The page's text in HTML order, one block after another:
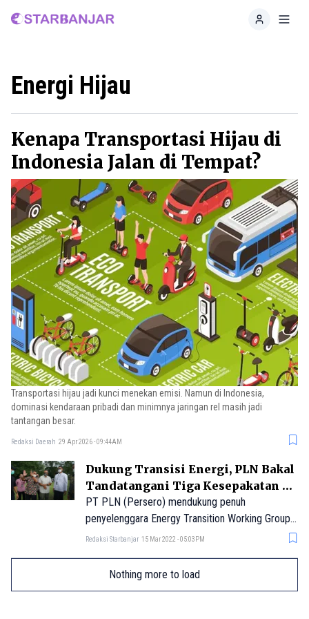
Home
Energi Hijau
Kenapa Transportasi Hijau di
Indonesia Jalan di Tempat?
Transportasi hijau jadi kunci menekan emisi. Namun di Indonesia,
dominasi kendaraan pribadi dan minimnya jaringan rel masih jadi
tantangan besar.
Redaksi Daerah 29 Apr 2026 - 09:44AM
Dukung Transisi Energi, PLN Bakal
Tandatangani Tiga Kesepakatan di
G20 ETWG
PT PLN (Persero) mendukung penuh
penyelenggara Energy Transition Working Group
(ETWG) pertama yang diselenggarakan
Yogyakarta pada 24-25 Maret 2022. Acara ini
merupakan bagian dari rangkaian Presidensi G20
Redaksi Starbanjar 15 Mar 2022 - 05:03PM
Nothing more to load